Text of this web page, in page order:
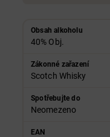
Obsah alkoholu
40% Obj.
Zákonné zařazení
Scotch Whisky
Spotřebujte do
Neomezeno
EAN